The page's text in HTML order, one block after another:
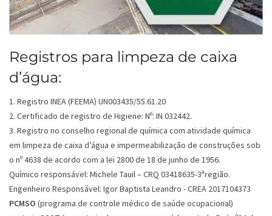
Registros para limpeza de caixa
d’água:
1. Registro INEA (FEEMA) UN003435/55.61.20
2. Certificado de registro de Higiene: Nº: IN 032442.
3. Registro no conselho regional de química com atividade química
em limpeza de caixa d’água e impermeabilização de construções sob
o nº 4638 de acordo com a lei 2800 de 18 de junho de 1956.
Químico responsável: Michele Tauil – CRQ 03418635-3ªregião.
Engenheiro Responsável: Igor Baptista Leandro - CREA 2017104373
PCMSO (programa de controle médico de saúde ocupacional)